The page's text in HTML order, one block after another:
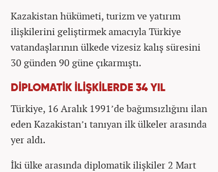
Kazakistan hükümeti, turizm ve yatırım
ilişkilerini geliştirmek amacıyla Türkiye
vatandaşlarının ülkede vizesiz kalış süresini
30 günden 90 güne çıkarmıştı.
DİPLOMATİK İLİŞKİLERDE 34 YIL
Türkiye, 16 Aralık 1991’de bağımsızlığını ilan
eden Kazakistan’ı tanıyan ilk ülkeler arasında
yer aldı.
İki ülke arasında diplomatik ilişkiler 2 Mart